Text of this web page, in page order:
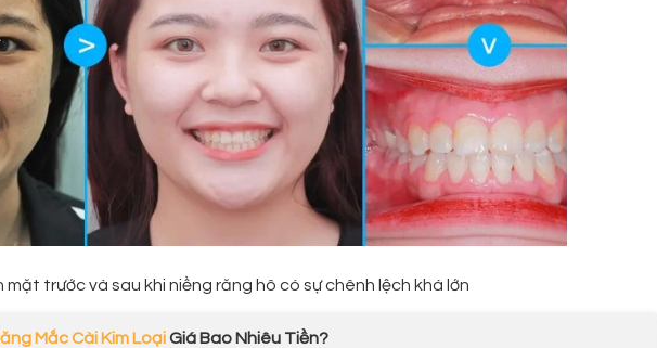
mặt trước và sau khi niềng răng hô có sự chênh lệch khá lớn
Mắc Cài Kim LoạiGiá Bao Nhiêu Tiền?